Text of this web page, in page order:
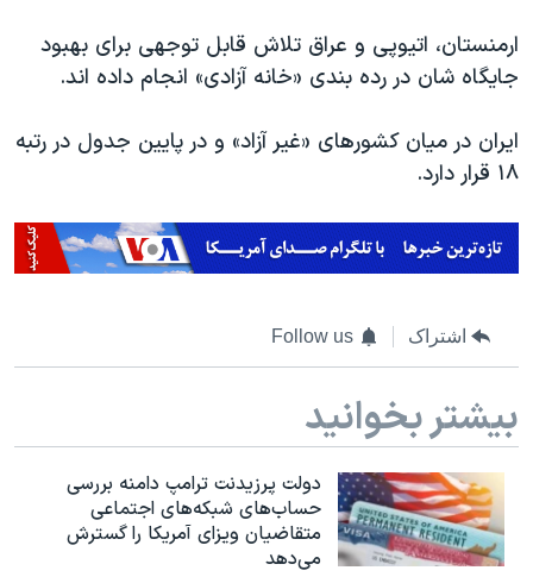
ارمنستان، اتیوپی و عراق تلاش قابل توجهی برای بهبود
جایگاه شان در رده بندی «خانه آزادی» انجام داده اند.
ایران در میان کشورهای «غیر آزاد» و در پایین جدول در رتبه
۱۸ قرار دارد.
اشتراک Follow us
بیشتر بخوانید
دولت پرزیدنت ترامپ دامنه بررسی
حساب‌های شبکه‌های اجتماعی
متقاضیان ویزای آمریکا را گسترش
می‌دهد